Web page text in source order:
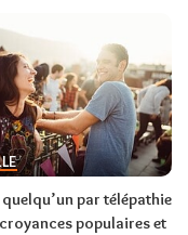
par télépathie
populaires et